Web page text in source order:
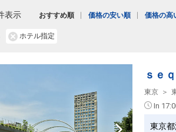
ホテル指定
表示 おすすめ順 価格の安い順 価格の高
ｓｅ
東京
In
東京